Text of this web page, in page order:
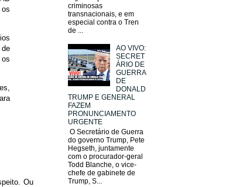
Ou
criminosas
transnacionais, e em
especial contra o Tren
de ...
AO VIVO:
SECRET
ÁRIO DE
GUERRA
DE
DONALD
TRUMP E GENERAL
FAZEM
PRONUNCIAMENTO
URGENTE
O Secretário de Guerra
do governo Trump, Pete
Hegseth, juntamente
com o procurador-geral
Todd Blanche, o vice-
chefe de gabinete de
Trump, S...